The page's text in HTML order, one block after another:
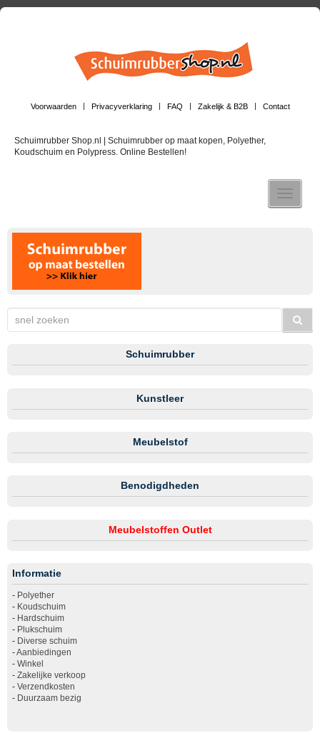
Voorwaarden Privacyverklaring FAQ Zakelijk & B2B Contact
Schuimrubber Shop.nl | Schuimrubber op maat kopen, Polyether,
Koudschuim en Polypress. Online Bestellen!
Toggle
Schuimrubber
Kunstleer
Meubelstof
Benodigdheden
Meubelstoffen Outlet
Informatie
- Polyether
- Koudschuim
- Hardschuim
- Plukschuim
- Diverse schuim
-Aanbiedingen
- Winkel
- Zakelijke verkoop
- Verzendkosten
- Duurzaam bezig